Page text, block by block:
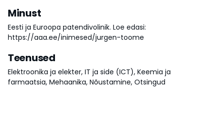
Minust
Eesti ja Euroopa patendivolinik. Loe edasi:
https://aaa.ee/inimesed/jurgen-toome
Teenused
Elektroonika ja elekter, IT ja side (ICT), Keemia ja
farmaatsia, Mehaanika, Nõustamine, Otsingud